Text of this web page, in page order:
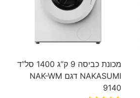
מכונת כביסה 9 ק”ג 1400 סל”ד
NAKASUMI דגם NAK-WM
9140